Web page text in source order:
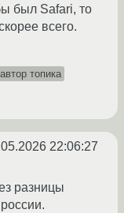
был Safari, то
всего.
автор топика
22:06:27
разницы